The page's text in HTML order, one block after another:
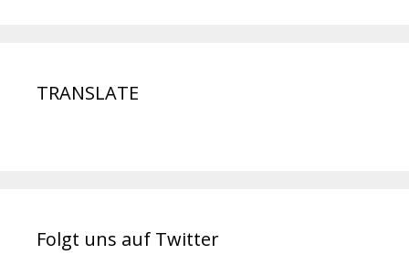
TRANSLATE
Folgt uns auf Twitter